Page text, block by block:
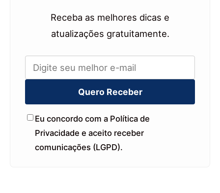
Receba as melhores dicas e
atualizações gratuitamente.
Quero Receber
Eu concordo com a Política de
Privacidade e aceito receber
comunicações (LGPD).